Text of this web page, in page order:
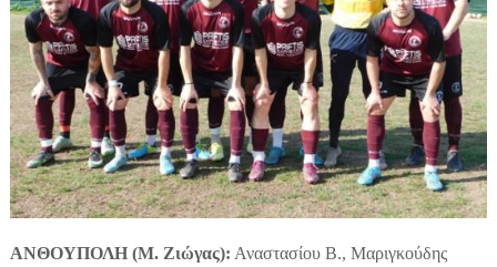
ΑΝΘΟΥΠΟΛΗ (Μ. Ζιώγας): Αναστασίου Β., Μαριγκούδης